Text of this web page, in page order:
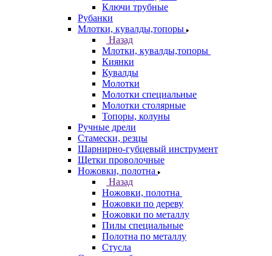
Ключи трубные
Рубанки
Млотки, кувалды,топоры
Назад
Млотки, кувалды,топоры
Киянки
Кувалды
Молотки
Молотки специальные
Молотки столярные
Топоры, колуны
Ручные дрели
Стамески, резцы
Шарнирно-губцевый инструмент
Щетки проволочные
Ножовки, полотна
Назад
Ножовки, полотна
Ножовки по дереву
Ножовки по металлу
Пилы специальные
Полотна по металлу
Стусла